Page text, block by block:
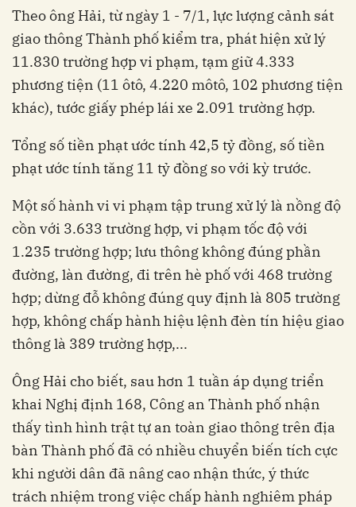
Theo ông Hải, từ ngày 1 - 7/1, lực lượng cảnh sát
giao thông Thành phố kiểm tra, phát hiện xử lý
11.830 trường hợp vi phạm, tạm giữ 4.333
phương tiện (11 ôtô, 4.220 môtô, 102 phương tiện
khác), tước giấy phép lái xe 2.091 trường hợp.
Tổng số tiền phạt ước tính 42,5 tỷ đồng, số tiền
phạt ước tính tăng 11 tỷ đồng so với kỳ trước.
Một số hành vi vi phạm tập trung xử lý là nồng độ
cồn với 3.633 trường hợp, vi phạm tốc độ với
1.235 trường hợp; lưu thông không đúng phần
đường, làn đường, đi trên hè phố với 468 trường
hợp; dừng đỗ không đúng quy định là 805 trường
hợp, không chấp hành hiệu lệnh đèn tín hiệu giao
thông là 389 trường hợp,...
Ông Hải cho biết, sau hơn 1 tuần áp dụng triển
khai Nghị định 168, Công an Thành phố nhận
thấy tình hình trật tự an toàn giao thông trên địa
bàn Thành phố đã có nhiều chuyển biến tích cực
khi người dân đã nâng cao nhận thức, ý thức
trách nhiệm trong việc chấp hành nghiêm pháp